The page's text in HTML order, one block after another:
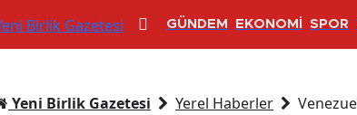
GÜNDEM EKONOMİ SPOR
Yeni Birlik Gazetesi Yerel Haberler